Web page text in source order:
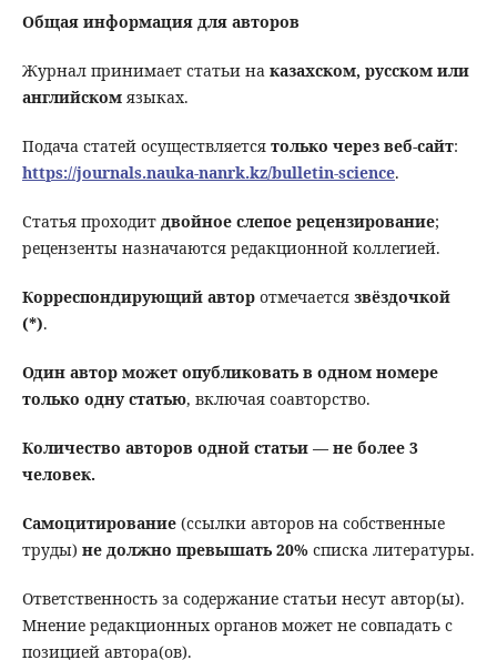
Общая информация для авторов
Журнал принимает статьи на казахском, русском или
английскомязыках.
Подача статей осуществляется только через веб-сайт:
https://journals.nauka-nanrk.kz/bulletin-science.
Статья проходит двойное слепое рецензирование;
рецензенты назначаются редакционной коллегией.
Корреспондирующий авторотмечается звёздочкой
(*).
Один автор может опубликовать в одном номере
только одну статью, включая соавторство.
Количество авторов одной статьи — не более 3
человек.
Самоцитирование(ссылки авторов на собственные
труды) не должно превышать 20%списка литературы.
Ответственность за содержание статьи несут автор(ы).
Мнение редакционных органов может не совпадать с
позицией автора(ов).